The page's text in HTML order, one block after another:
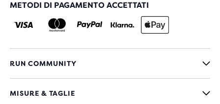
METODI DI PAGAMENTO ACCETTATI
RUN COMMUNITY
MISURE & TAGLIE